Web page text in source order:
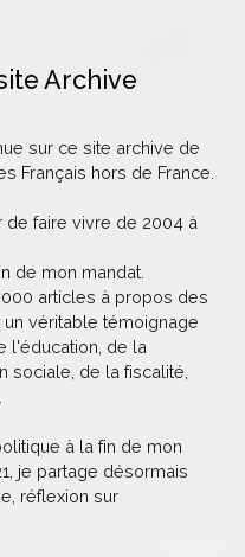
Archive
sur ce site archive de
Français hors de France.
de faire vivre de 2004 à
de mon mandat.
articles à propos des
un véritable témoignage
l'éducation, de la
sociale, de la fiscalité,
à la fin de mon
je partage désormais
réflexion sur